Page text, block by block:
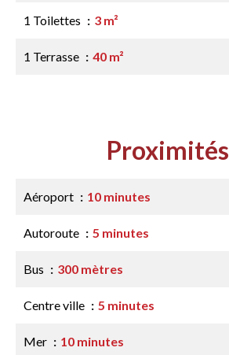
1 Toilettes 3 m²
1 Terrasse 40 m²
Proximités
Aéroport 10 minutes
Autoroute 5 minutes
Bus 300 mètres
Centre ville 5 minutes
Mer 10 minutes